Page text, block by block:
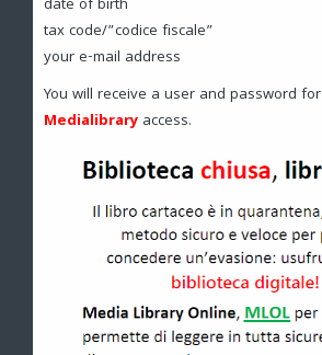
date of birth
tax code/”codice fiscale”
your e-mail address
You will receive a user and password for
Medialibrary access.